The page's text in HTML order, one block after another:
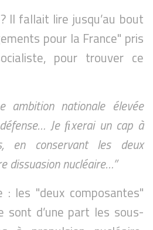
Il fallait lire jusqu’au bout
pour la France" pris
pour trouver ce
ambition nationale élevée
Je ﬁxerai un cap à
en conservant les deux
dissuasion nucléaire…”
: les "deux composantes"
sont d’une part les sous-